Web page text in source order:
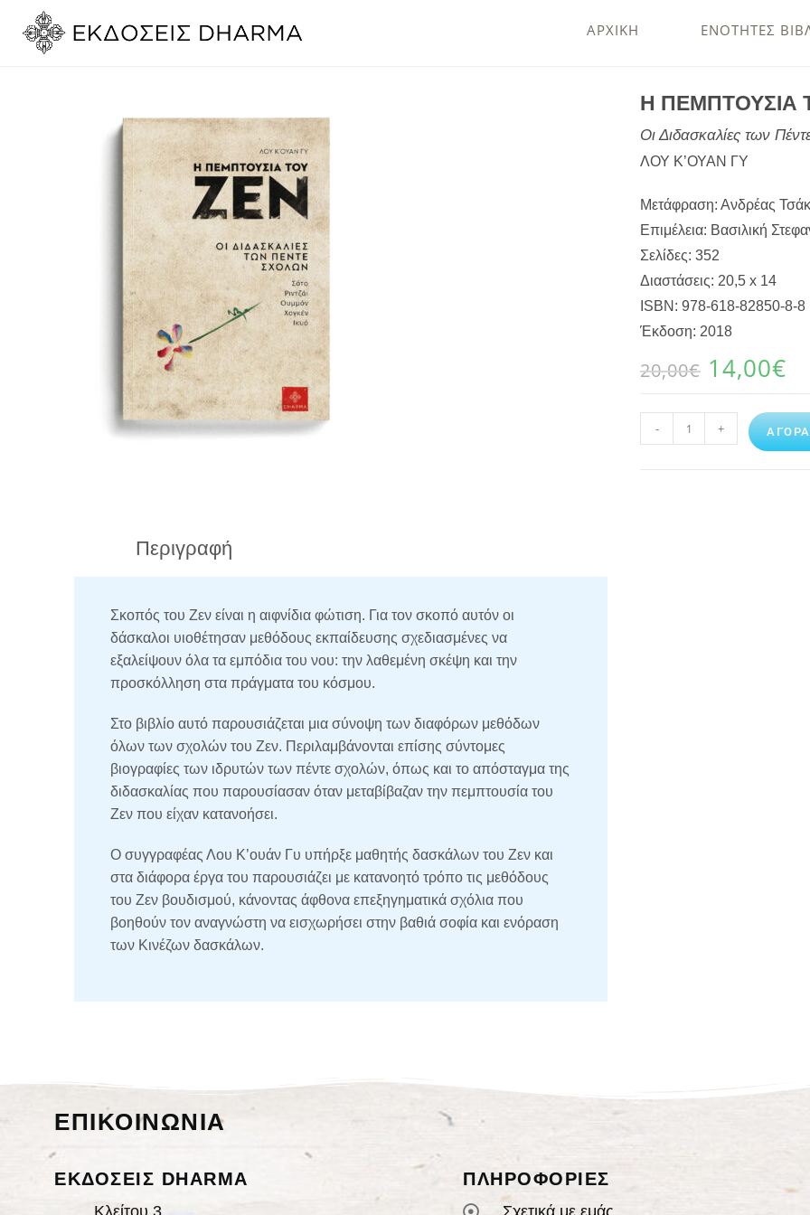
ΑΡΧΙΚΗ ΕΝΟΤΗΤΕΣ
Η ΠΕΜΠΤΟΥΣΙΑ
Οι Διδασκαλίες των
ΛΟΥ Κ’ΟΥΑΝ ΓΥ
Μετάφραση: Ανδρέας
Επιμέλεια: Βασιλική
Σελίδες: 352
Διαστάσεις: 20,5 x 14
ISBN: 978-618-82850-8-8
Έκδοση: 2018
20,00€ 14,00€
- + ΑΓΟΡΑ
Περιγραφή
Σκοπός του Ζεν είναι η αιφνίδια φώτιση. Για τον σκοπό αυτόν οι
δάσκαλοι υιοθέτησαν μεθόδους εκπαίδευσης σχεδιασμένες να
εξαλείψουν όλα τα εμπόδια του νου: την λαθεμένη σκέψη και την
προσκόλληση στα πράγματα του κόσμου.
Στο βιβλίο αυτό παρουσιάζεται μια σύνοψη των διαφόρων μεθόδων
όλων των σχολών του Ζεν. Περιλαμβάνονται επίσης σύντομες
βιογραφίες των ιδρυτών των πέντε σχολών, όπως και το απόσταγμα της
διδασκαλίας που παρουσίασαν όταν μεταβίβαζαν την πεμπτουσία του
Ζεν που είχαν κατανοήσει.
Ο συγγραφέας Λου Κ’ουάν Γυ υπήρξε μαθητής δασκάλων του Ζεν και
στα διάφορα έργα του παρουσιάζει με κατανοητό τρόπο τις μεθόδους
του Ζεν βουδισμού, κάνοντας άφθονα επεξηγηματικά σχόλια που
βοηθούν τον αναγνώστη να εισχωρήσει στην βαθιά σοφία και ενόραση
των Κινέζων δασκάλων.
ΕΠΙΚΟΙΝΩΝΙΑ
ΕΚΔΟΣΕΙΣ DHARMA
Κλείτου 3,
ΠΛΗΡΟΦΟΡΙΕΣ
Σχετικά με εμάς